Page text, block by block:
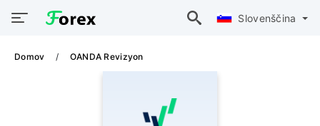
Slovenščina
Domov OANDA Revizyon